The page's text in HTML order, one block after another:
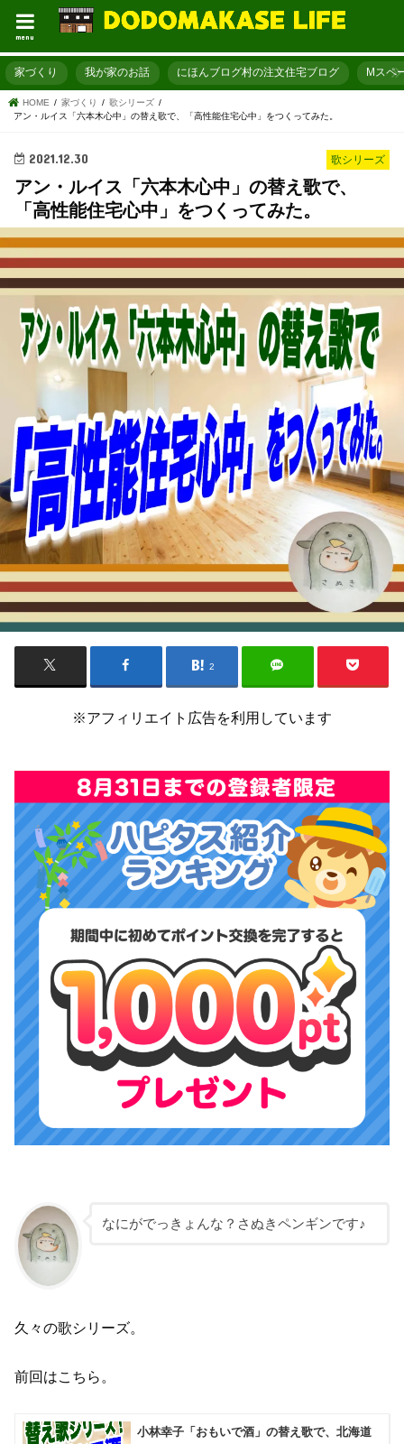
menu
家づくり 我が家のお話 にほんブログ村の注文住宅ブログ Mスペ
HOME 家づくり
歌シリーズ
アン・ルイス「六本木心中」の替え歌で、「高性能住宅心中」をつくってみた。
歌シリーズ
2021.12.30
アン・ルイス「六本木心中」の替え歌で、
「高性能住宅心中」をつくってみた。
2
※アフィリエイト広告を利用しています
なにがでっきょんな？さぬきペンギンです♪
久々の歌シリーズ。
前回はこちら。
小林幸子「おもいで酒」の替え歌で、北海道